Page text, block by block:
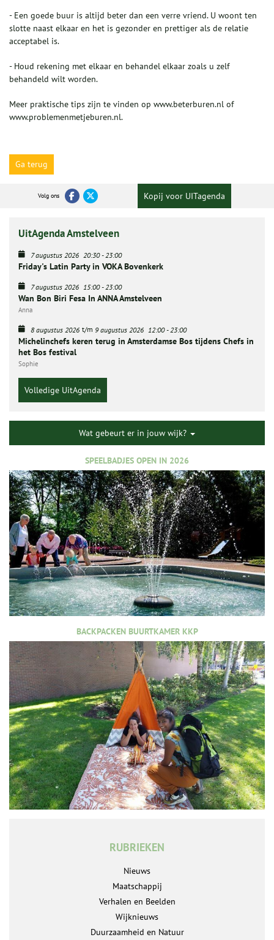
- Een goede buur is altijd beter dan een verre vriend. U woont ten
slotte naast elkaar en het is gezonder en prettiger als de relatie
acceptabel is.
- Houd rekening met elkaar en behandel elkaar zoals u zelf
behandeld wilt worden.
Meer praktische tips zijn te vinden op www.beterburen.nl of
www.problemenmetjeburen.nl.
Ga terug
Volg ons Kopij voor UITagenda
UitAgenda Amstelveen
7 augustus 2026 20:30-23:00
Friday's Latin Party in VOKA Bovenkerk
7 augustus 2026 15:00-23:00
Wan Bon Biri Fesa In ANNA Amstelveen
Anna
8 augustus 2026 t/m 9 augustus 2026 12:00-23:00
Michelinchefs keren terug in Amsterdamse Bos tijdens Chefs in
het Bos festival
Sophie
Volledige UitAgenda
Wat gebeurt er in jouw wijk?
SPEELBADJES OPEN IN 2026
BACKPACKEN BUURTKAMER KKP
RUBRIEKEN
Nieuws
Maatschappij
Verhalen en Beelden
Wijknieuws
Duurzaamheid en Natuur